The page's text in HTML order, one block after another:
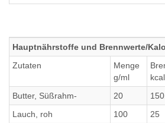
Hauptnährstoffe und Brennwerte/
Zutaten
Menge
g/ml
kcal
Butter, Süßrahm-
20
Lauch, roh
100 25